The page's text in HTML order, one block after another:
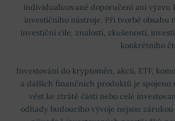
individualizované doporučení ani výzvu
investičního nástroje. Při tvorbě obsahu
investiční cíle, znalosti, zkušenosti,
konkrétního
Investování do kryptoměn, akcií, ETF,
a dalších finančních produktů je spojeno
vést ke ztrátě části nebo celé
odhady budoucího vývoje nejsou